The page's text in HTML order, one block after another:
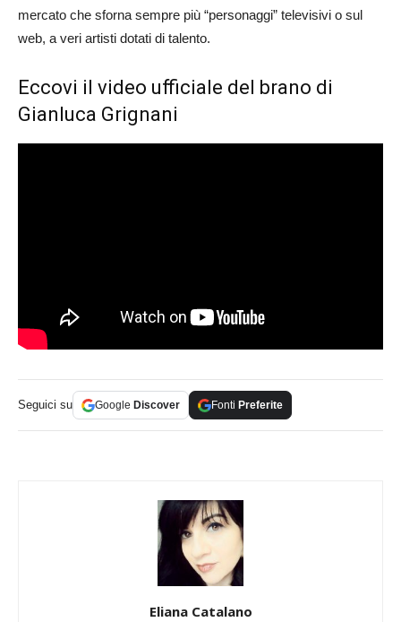
mercato che sforna sempre più “personaggi” televisivi o sul
web, a veri artisti dotati di talento.
Eccovi il video ufficiale del brano di
Gianluca Grignani
Seguici su Google Discover Fonti Preferite
Eliana Catalano